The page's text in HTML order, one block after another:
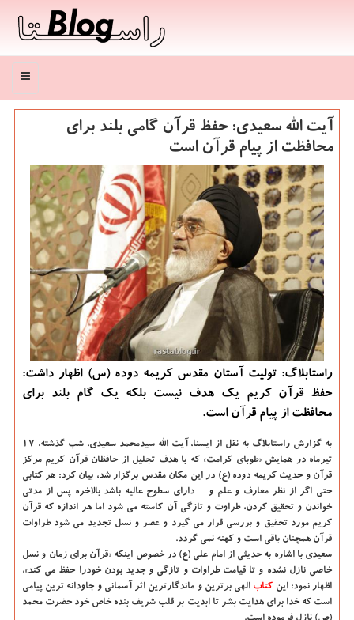
منو
آیت الله سعیدی: حفظ قرآن گامی بلند برای
محافظت از پیام قرآن است
راستابلاگ: تولیت آستان مقدس كریمه دوده (س) اظهار داشت:
حفظ قرآن كریم یك هدف نیست بلكه یك گام بلند برای
محافظت از پیام قرآن است.
به گزارش راستابلاگ به نقل از ایسنا، آیت الله سیدمحمد سعیدی، شب گذشته، ۱۷
تیرماه در همایش «طوبای كرامت» كه با هدف تجلیل از حافظان قرآن كریم مركز
قرآن و حدیث كریمه دوده (ع) در این مكان مقدس برگزار شد، بیان كرد: هر كتابی
حتی اگر از نظر معارف و علم و… دارای سطوح عالیه باشد بالاخره پس از مدتی
خواندن و تحقیق كردن، طراوت و تازگی آن كاسته می شود اما هر اندازه كه قرآن
كریم مورد تحقیق و بررسی قرار می گیرد و عصر و نسل تجدید می شود طراوات
قرآن همچنان باقی است و كهنه نمی گردد.
سعیدی با اشاره به حدیثی از امام علی (ع) در خصوص اینكه «قرآن برای زمان و نسل
خاصی نازل نشده و تا قیامت طراوات و تازگی و جدید بودن خودرا حفظ می كند»،
اظهار نمود: این كتاب الهی برترین و ماندگارترین اثر آسمانی و جاودانه ترین پیامی
است كه خدا برای هدایت بشر تا ابدیت بر قلب شریف بنده خاص خود حضرت محمد